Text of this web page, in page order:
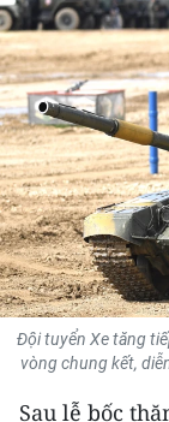
GIÁO DỤC
Y TẾ
KHOA HỌC -
MÔI TRƯỜNG
BẠN ĐỌC
KIỂM CHỨNG
TRI THỨC
Đội tuyển Xe tăng
vòng chung kết,
Sau lễ bốc